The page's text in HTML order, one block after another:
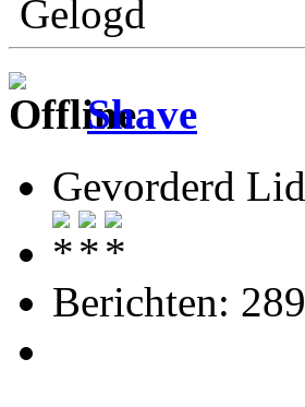
Gelogd
Shave
Gevorderd Lid
Berichten: 289